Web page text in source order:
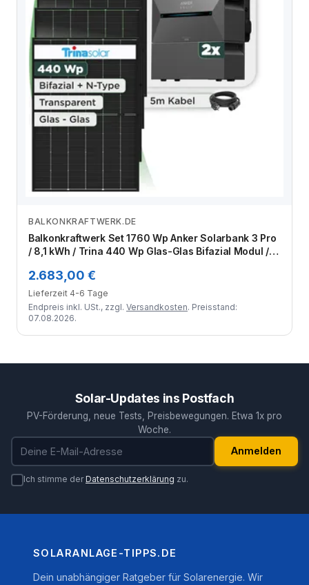
Zum Angebot
BALKONKRAFTWERK.DE
Balkonkraftwerk Set 1760 Wp Anker Solarbank 3 Pro
/ 8,1 kWh / Trina 440 Wp Glas-Glas Bifazial Modul / 4
2.683,00 €
Lieferzeit 4-6 Tage
Endpreis inkl. USt., zzgl. Versandkosten. Preisstand:
07.08.2026.
Solar-Updates ins Postfach
PV-Förderung, neue Tests, Preisbewegungen. Etwa 1x pro
Woche.
E-Mail-Adresse
Anmelden
Ich stimme derDatenschutzerklärung zu.
SOLARANLAGE-TIPPS.DE
Dein unabhängiger Ratgeber für Solarenergie. Wir